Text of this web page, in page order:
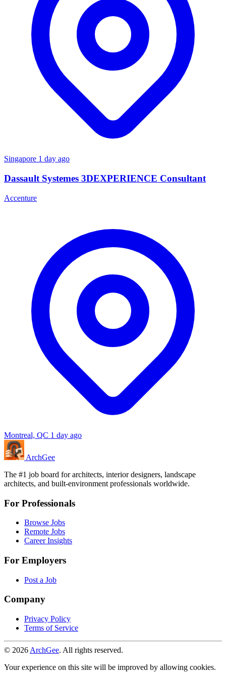
Singapore 1 day ago
Dassault Systemes 3DEXPERIENCE Consultant
Accenture
Montreal, QC 1 day ago
ArchGee
The #1 job board for architects, interior designers, landscape
architects, and built-environment professionals worldwide.
For Professionals
Browse Jobs
Remote Jobs
Career Insights
For Employers
Post a Job
Company
Privacy Policy
Terms of Service
© 2026 ArchGee. All rights reserved.
Your experience on this site will be improved by allowing cookies.